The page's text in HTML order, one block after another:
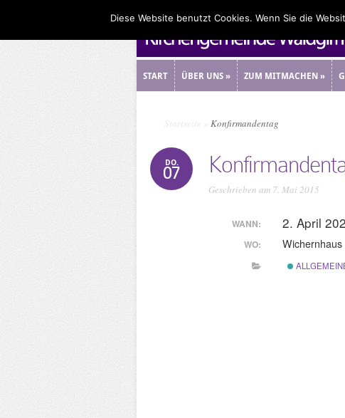
START ÜBER UNS» ZUM MITMACHEN»
Startseite Konfirmandentag
DO.
07
Geschrieben am 7. Mai 2015
WANN: 2. April
WO: Wichernhaus
Diese Website benutzt Cookies. Wenn Sie die